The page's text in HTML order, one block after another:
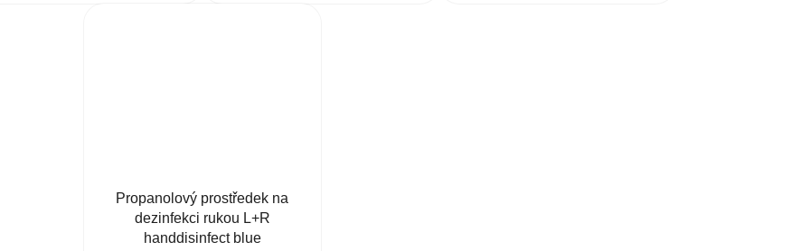
Propanolový prostředek na
dezinfekci rukou L+R
handdisinfect blue